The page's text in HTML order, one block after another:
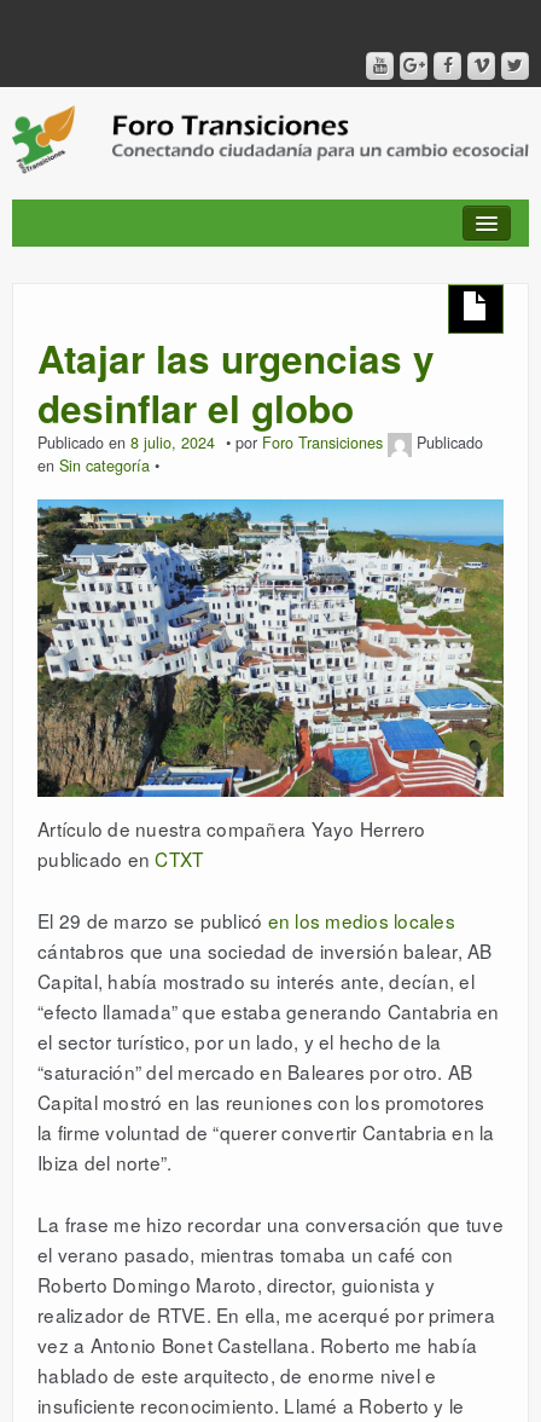
PUBLICACIONES + TIEMPO DE TRANSICIONES
RED AMIG@S DEL FORO
CANAL DE VIDEO
Atajar las urgencias y
desinflar el globo
Publicado en 8 julio, 2024 por Foro Transiciones
Publicado
en Sin categoría
Artículo de nuestra compañera Yayo Herrero
publicado enCTXT
El 29 de marzo se publicó en los medios locales
cántabros que una sociedad de inversión balear, AB
Capital, había mostrado su interés ante, decían, el
“efecto llamada” que estaba generando Cantabria en
el sector turístico, por un lado, y el hecho de la
“saturación” del mercado en Baleares por otro. AB
Capital mostró en las reuniones con los promotores
la firme voluntad de “querer convertir Cantabria en la
Ibiza del norte”.
La frase me hizo recordar una conversación que tuve
el verano pasado, mientras tomaba un café con
Roberto Domingo Maroto, director, guionista y
realizador de RTVE. En ella, me acerqué por primera
vez a Antonio Bonet Castellana. Roberto me había
hablado de este arquitecto, de enorme nivel e
insuficiente reconocimiento. Llamé a Roberto y le